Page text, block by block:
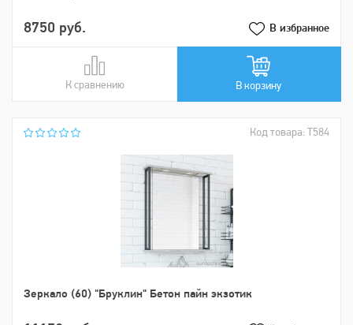
8750 руб. В избранное
К сравнению
В сравнении В корзину
Код товара: Т584
Зеркало (60) "Бруклин" Бетон пайн экзотик